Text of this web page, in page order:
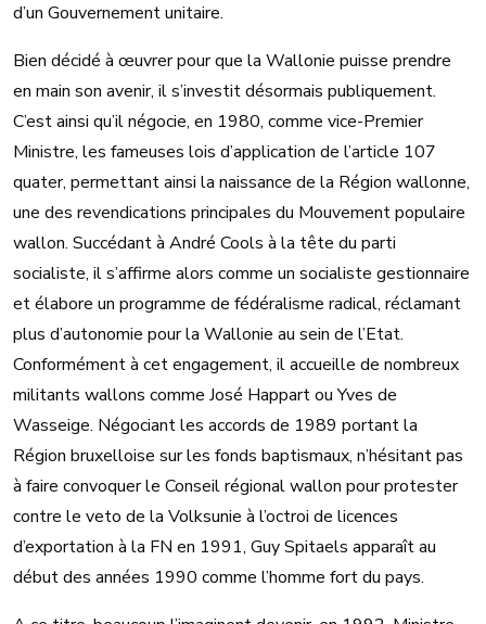
d’un Gouvernement unitaire.
Bien décidé à œuvrer pour que la Wallonie puisse prendre
en main son avenir, il s’investit désormais publiquement.
C’est ainsi qu’il négocie, en 1980, comme vice-Premier
Ministre, les fameuses lois d’application de l’article 107
quater, permettant ainsi la naissance de la Région wallonne,
une des revendications principales du Mouvement populaire
wallon. Succédant à André Cools à la tête du parti
socialiste, il s’affirme alors comme un socialiste gestionnaire
et élabore un programme de fédéralisme radical, réclamant
plus d’autonomie pour la Wallonie au sein de l’Etat.
Conformément à cet engagement, il accueille de nombreux
militants wallons comme José Happart ou Yves de
Wasseige. Négociant les accords de 1989 portant la
Région bruxelloise sur les fonds baptismaux, n’hésitant pas
à faire convoquer le Conseil régional wallon pour protester
contre le veto de la Volksunie à l’octroi de licences
d’exportation à la FN en 1991, Guy Spitaels apparaît au
début des années 1990 comme l’homme fort du pays.